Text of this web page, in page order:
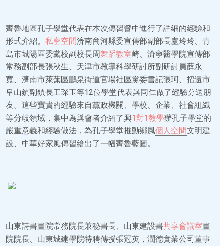
齊魯地區孔子學堂代表在本次傳習營中進行了詳細的經驗和
形式介紹。 私密空間濟南商河縣委宣傳部副部長盧玲玲、青
島市城陽區委黨校副校長周舞蹈教室崎、濟寧醫學院宣傳部
常務副部長張秋生、天津市教導科學研討所副研討員薛永
寬、濟南市萊蕪區鵬泉街道官場社區黨委書記張珂、招遠市
阜山鎮副鎮長王琛玉等12位學堂代表與同仁做了經驗分送朋
友。這些寶貴的經驗來自黨政機關、學校、企業、社會組織
等分歧領域，集中為與會者介紹了興1對1教學辦孔子學堂的
嚴重意義和經驗做法，為孔子學堂推動鄉風個人空間文明建
設、中華好家風傳習繪出了一幅齊魯藍圖。
山東詩書畫院常務院長兼秘書長、山東建設書共享會議室畫
院院長、山東城建學院特聘傳授張冠英，潤德實業公司董事